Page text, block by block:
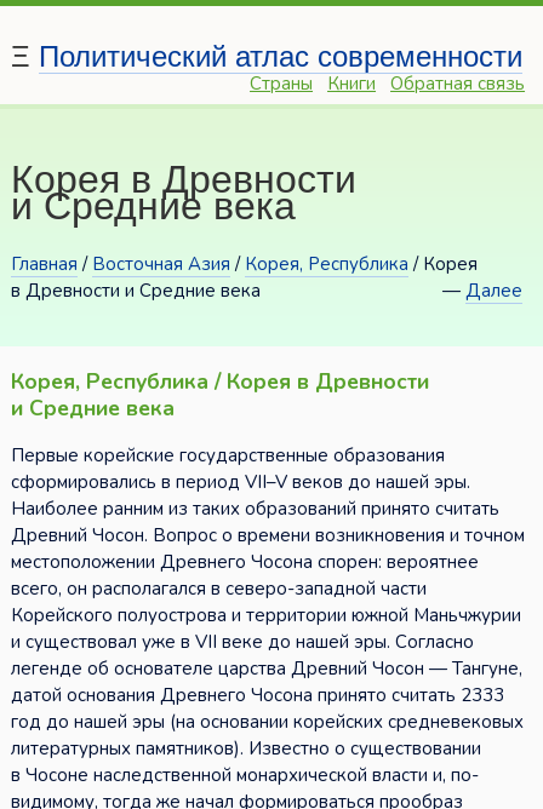
Ξ Политический атлас современности
Страны Книги Обратная связь
Корея в Древности
и Средние века
Главная / Восточная Азия / Корея, Республика / Корея
в Древности и Средние века
—Далее
Корея, Республика / Корея в Древности
и Средние века
Первые корейские государственные образования
сформировались в период VII–V веков до нашей эры.
Наиболее ранним из таких образований принято считать
Древний Чосон. Вопрос о времени возникновения и точном
местоположении Древнего Чосона спорен: вероятнее
всего, он располагался в северо-западной части
Корейского полуострова и территории южной Маньчжурии
и существовал уже в VII веке до нашей эры. Согласно
легенде об основателе царства Древний Чосон — Тангуне,
датой основания Древнего Чосона принято считать 2333
год до нашей эры (на основании корейских средневековых
литературных памятников). Известно о существовании
в Чосоне наследственной монархической власти и, по-
видимому, тогда же начал формироваться прообраз